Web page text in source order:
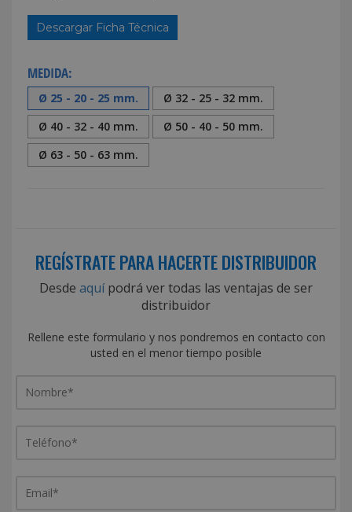
Descargar Ficha Técnica
MEDIDA:
Ø 25 - 20 - 25 mm.
Ø 32 - 25 - 32 mm.
Ø 40 - 32 - 40 mm.
Ø 50 - 40 - 50 mm.
Ø 63 - 50 - 63 mm.
REGÍSTRATE PARA HACERTE DISTRIBUIDOR
Desde aquípodrá ver todas las ventajas de ser
distribuidor
Rellene este formulario y nos pondremos en contacto con
usted en el menor tiempo posible